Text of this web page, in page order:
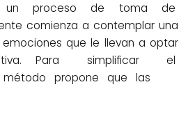
proceso de toma de
comienza a contemplar una
que le llevan a optar
Para simplificar el
método propone que las